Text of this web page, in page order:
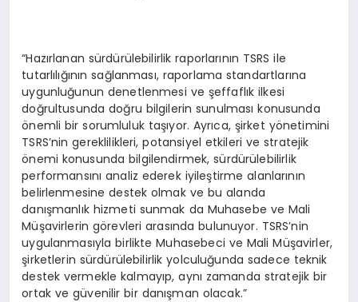
“Hazırlanan sürdürülebilirlik raporlarının TSRS ile
tutarlılığının sağlanması, raporlama standartlarına
uygunluğunun denetlenmesi ve şeffaflık ilkesi
doğrultusunda doğru bilgilerin sunulması konusunda
önemli bir sorumluluk taşıyor. Ayrıca, şirket yönetimini
TSRS’nin gereklilikleri, potansiyel etkileri ve stratejik
önemi konusunda bilgilendirmek, sürdürülebilirlik
performansını analiz ederek iyileştirme alanlarının
belirlenmesine destek olmak ve bu alanda
danışmanlık hizmeti sunmak da Muhasebe ve Mali
Müşavirlerin görevleri arasında bulunuyor. TSRS’nin
uygulanmasıyla birlikte Muhasebeci ve Mali Müşavirler,
şirketlerin sürdürülebilirlik yolculuğunda sadece teknik
destek vermekle kalmayıp, aynı zamanda stratejik bir
ortak ve güvenilir bir danışman olacak.”